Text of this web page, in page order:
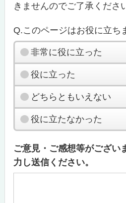
きませんのでご了承くださ
Q.このページはお役に立ち
非常に役に立った
役に立った
どちらともいえない
役に立たなかった
ご意見・ご感想等がござい
力し送信ください。